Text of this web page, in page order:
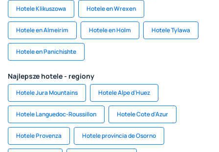
Hotele Klikuszowa Hotele en Wrexen
Hotele en Almeirim Hotele en Holm Hotele Tylawa
Hotele en Panichishte
Najlepsze hotele - regiony
Hotele Jura Mountains Hotele Alpe d'Huez
Hotele Languedoc-Roussillon Hotele Cote d'Azur
Hotele Provenza Hotele provincia de Osorno